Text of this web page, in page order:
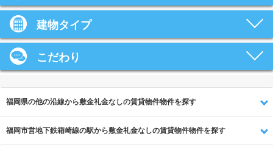
建物タイプ
こだわり
福岡県の他の沿線から敷金礼金なしの賃貸物件物件を探す
福岡市営地下鉄箱崎線の駅から敷金礼金なしの賃貸物件物件を探す